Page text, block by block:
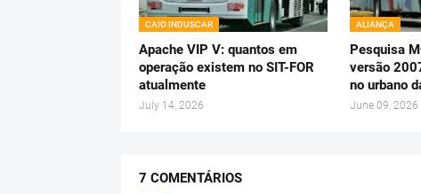
CAIO INDUSCAR
Apache VIP V: quantos em
operação existem no SIT-FOR
atualmente
July 14, 2026
ALIANÇA
Pesquisa
versão
no urbano
June 09, 2026
7 COMENTÁRIOS